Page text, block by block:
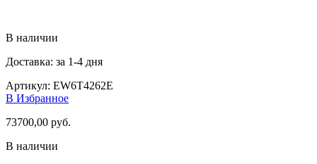
В наличии
Доставка: за 1-4 дня
Артикул: EW6T4262E
В Избранное
73700,00 руб.
В наличии